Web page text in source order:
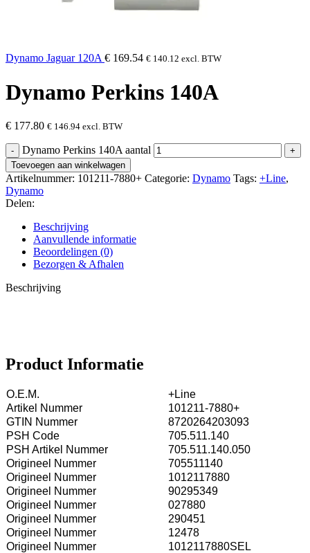
Dynamo Jaguar 120A € 169.54 € 140.12 excl. BTW
Dynamo Perkins 140A
€ 177.80 € 146.94 excl. BTW
Dynamo Perkins 140A aantal
Toevoegen aan winkelwagen
Artikelnummer: 101211-7880+ Categorie: Dynamo Tags: +Line,
Dynamo
Delen:
Beschrijving
Aanvullende informatie
Beoordelingen (0)
Bezorgen & Afhalen
Beschrijving
Product Informatie
O.E.M.
+Line
Artikel Nummer
101211-7880+
GTIN Nummer
8720264203093
PSH Code
705.511.140
PSH Artikel Nummer
705.511.140.050
Origineel Nummer
705511140
Origineel Nummer
1012117880
Origineel Nummer
90295349
Origineel Nummer
027880
Origineel Nummer
290451
Origineel Nummer
12478
Origineel Nummer
1012117880SEL